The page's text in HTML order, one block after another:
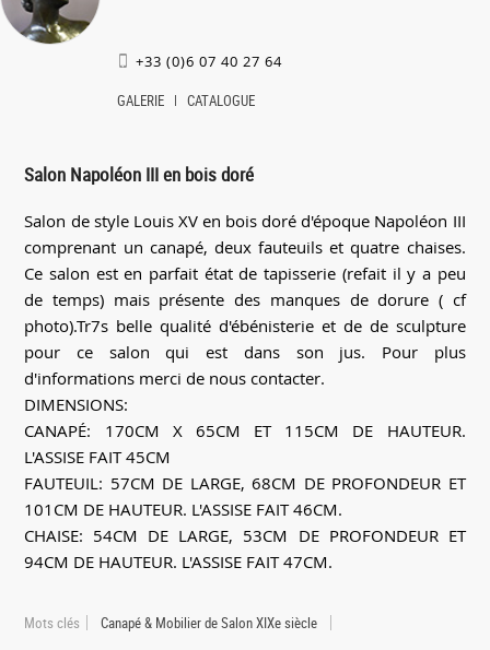
+33 (0)6 07 40 27 64
GALERIE CATALOGUE
Salon Napoléon III en bois doré
Salon de style Louis XV en bois doré d'époque Napoléon III
comprenant un canapé, deux fauteuils et quatre chaises.
Ce salon est en parfait état de tapisserie (refait il y a peu
de temps) mais présente des manques de dorure ( cf
photo).Tr7s belle qualité d'ébénisterie et de de sculpture
pour ce salon qui est dans son jus. Pour plus
d'informations merci de nous contacter.
DIMENSIONS:
CANAPÉ: 170CM X 65CM ET 115CM DE HAUTEUR.
L'ASSISE FAIT 45CM
FAUTEUIL: 57CM DE LARGE, 68CM DE PROFONDEUR ET
101CM DE HAUTEUR. L'ASSISE FAIT 46CM.
CHAISE: 54CM DE LARGE, 53CM DE PROFONDEUR ET
94CM DE HAUTEUR. L'ASSISE FAIT 47CM.
Mots clés Canapé & Mobilier de Salon XIXe siècle